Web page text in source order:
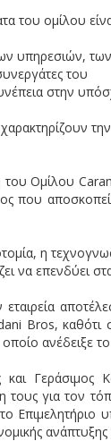
του ομίλου
υπηρεσιών,
του
στην
Ομίλου
που
η
να επενδύει
εταιρεία
Bros,
ανέδειξε
Γεράσιμος
για τον
Επιμελητήριο